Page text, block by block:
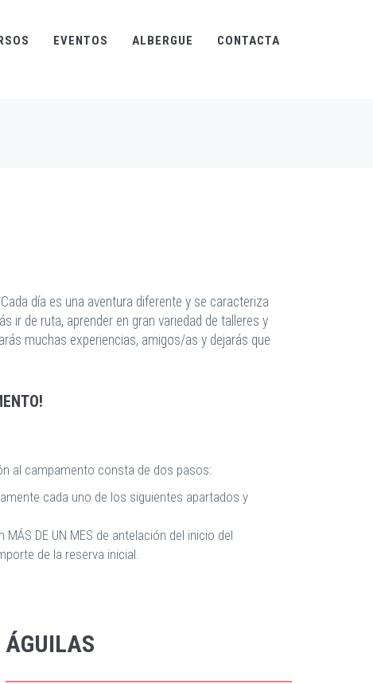
EVENTOS ALBERGUE CONTACTA
día es una aventura diferente y se caracteriza
ir de ruta, aprender en gran variedad de talleres y
muchas experiencias, amigos/as y dejarás que
al campamento consta de dos pasos:
cada uno de los siguientes apartados y
DE UN MES de antelación del inicio del
de la reserva inicial.
ÁGUILAS